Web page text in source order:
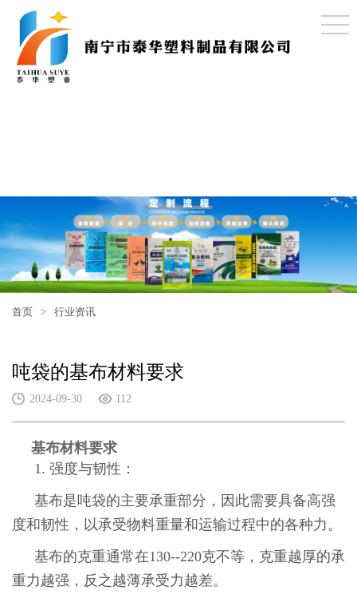
首页 > 行业资讯
吨袋的基布材料要求
2024-09-30 112
基布材料要求
1. 强度与韧性：
基布是吨袋的主要承重部分，因此需要具备高强
度和韧性，以承受物料重量和运输过程中的各种力。
基布的克重通常在130--220克不等，克重越厚的承
重力越强，反之越薄承受力越差。